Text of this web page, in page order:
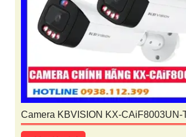
Camera KBVISION KX-CAiF8003UN-